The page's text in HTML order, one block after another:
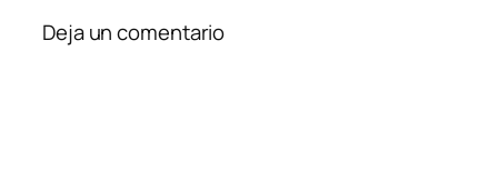
Deja un comentario